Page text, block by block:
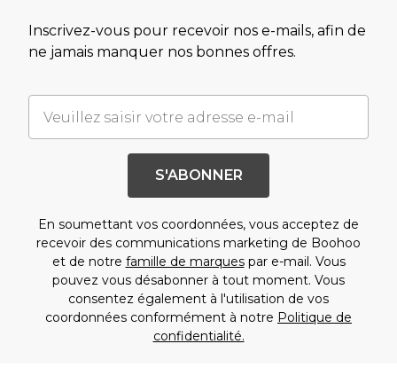
Inscrivez-vous pour recevoir nos e-mails, afin de
ne jamais manquer nos bonnes offres.
S'ABONNER
En soumettant vos coordonnées, vous acceptez de
recevoir des communications marketing de Boohoo
et de notre famille de marquespar e-mail. Vous
pouvez vous désabonner à tout moment. Vous
consentez également à l'utilisation de vos
coordonnées conformément à notre Politique de
confidentialité.